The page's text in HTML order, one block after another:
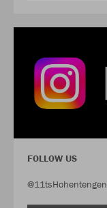
FOLLOW US
@11tsHohentengen